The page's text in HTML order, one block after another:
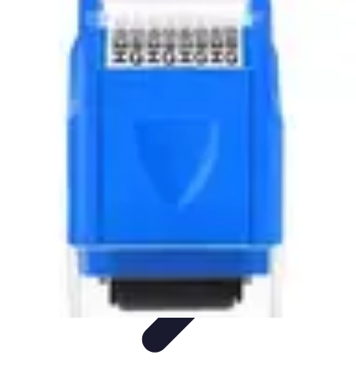
Conseil Banque
Crédits et EmpruntsFrais et TarifsGestion
Crédits et Financements